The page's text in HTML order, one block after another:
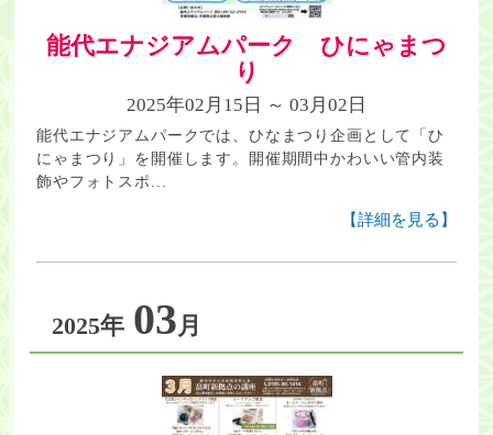
能代エナジアムパーク ひにゃまつ
り
2025年02月15日 ～ 03月02日
能代エナジアムパークでは、ひなまつり企画として「ひ
にゃまつり」を開催します。開催期間中かわいい管内装
飾やフォトスポ...
【詳細を見る】
2025年 03月